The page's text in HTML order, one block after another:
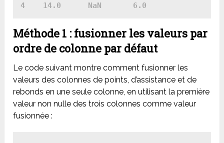
Méthode 1 : fusionner les valeurs par
ordre de colonne par défaut
Le code suivant montre comment fusionner les
valeurs des colonnes de points, d’assistance et de
rebonds en une seule colonne, en utilisant la première
valeur non nulle des trois colonnes comme valeur
fusionnée :